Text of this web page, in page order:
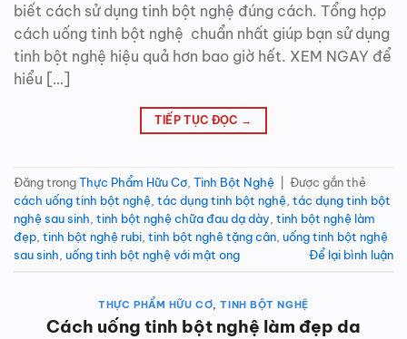
biết cách sử dụng tinh bột nghệ đúng cách. Tổng hợp
cách uống tinh bột nghệ chuẩn nhất giúp bạn sử dụng
tinh bột nghệ hiệu quả hơn bao giờ hết. XEM NGAY để
hiểu […]
TIẾP TỤC ĐỌC →
Đăng trongThực Phẩm Hữu Cơ, Tinh Bột Nghệ
Được gắn thẻ
cách uống tinh bột nghệ, tác dụng tinh bột nghệ, tác dụng tinh bột
nghệ sau sinh, tinh bột nghệ chữa đau dạ dày, tinh bột nghệ làm
đẹp, tinh bột nghệ rubi, tinh bột nghê tặng cân, uống tinh bột nghệ
sau sinh, uống tinh bột nghệ với mật ong Để lại bình luận
THỰC PHẨM HỮU CƠ,TINH BỘT NGHỆ
Cách uống tinh bột nghệ làm đẹp da